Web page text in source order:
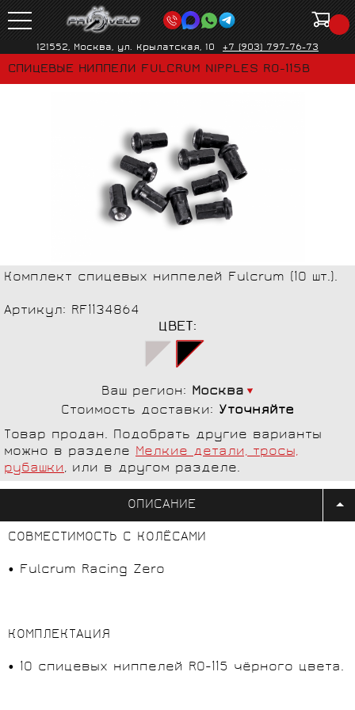
121552, Москва, ул. Крылатская, 10 +7 (903) 797-76-73
СПИЦЕВЫЕ НИППЕЛИ FULCRUM NIPPLES R0-115B
Комплект спицевых ниппелей Fulcrum (10 шт.).
Артикул: RF1134864
ЦВЕТ:
Ваш регион: Москва
Стоимость доставки: Уточняйте
Товар продан. Подобрать другие варианты
можно в разделе Мелкие детали, тросы,
рубашки, или в другом разделе.
ОПИСАНИЕ
СОВМЕСТИМОСТЬ С КОЛЁСАМИ
• Fulcrum Racing Zero
КОМПЛЕКТАЦИЯ
• 10 спицевых ниппелей R0-115 чёрного цвета.